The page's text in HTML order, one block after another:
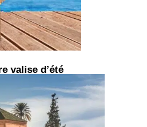
valise d’été